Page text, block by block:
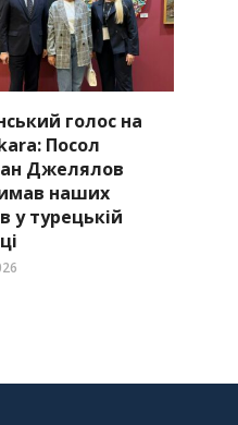
голос на
Посол
Джелялов
наших
у турецькій